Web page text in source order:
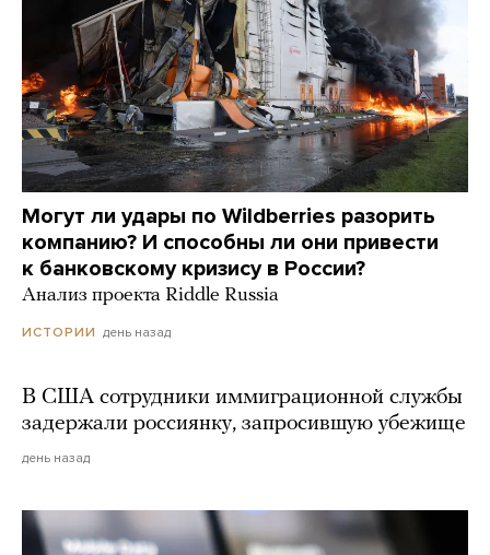
Могут ли удары по Wildberries разорить
компанию? И способны ли они привести
к банковскому кризису в России?
Анализ проекта Riddle Russia
ИСТОРИИ день назад
В США сотрудники иммиграционной службы
задержали россиянку, запросившую убежище
день назад